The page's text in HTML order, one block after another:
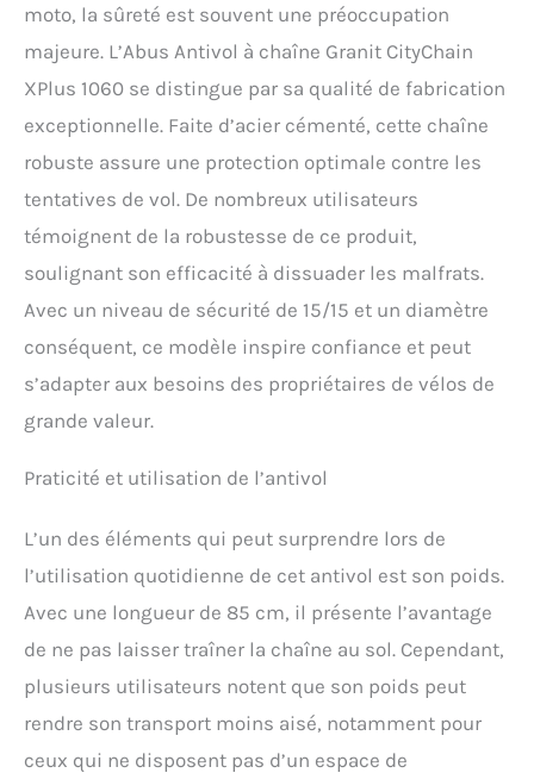
Avec des technologies
innovantes : Protection
coups et les accès grâce à
la technologie brevetée
l'enrobage denté protège
contre les méthodes
pour vélos de qualité,
vélos utilitaires et vélos
électriques : Granit City
Chain XPlus 106085 -
longueur 85 cm, poids
2100 g, couleur noire, 2
clés incluses Sûr, fiable et
Qu'il s'agisse de la
la sécurité mobile, ABUS
définit les normes...
moto, la sûreté est souvent une préoccupation
majeure. L’Abus Antivol à chaîne Granit CityChain
XPlus 1060 se distingue par sa qualité de fabrication
exceptionnelle. Faite d’acier cémenté, cette chaîne
robuste assure une protection optimale contre les
tentatives de vol. De nombreux utilisateurs
témoignent de la robustesse de ce produit,
soulignant son efficacité à dissuader les malfrats.
Avec un niveau de sécurité de 15/15 et un diamètre
conséquent, ce modèle inspire confiance et peut
s’adapter aux besoins des propriétaires de vélos de
grande valeur.
Praticité et utilisation de l’antivol
L’un des éléments qui peut surprendre lors de
l’utilisation quotidienne de cet antivol est son poids.
Avec une longueur de 85 cm, il présente l’avantage
de ne pas laisser traîner la chaîne au sol. Cependant,
plusieurs utilisateurs notent que son poids peut
rendre son transport moins aisé, notamment pour
ceux qui ne disposent pas d’un espace de